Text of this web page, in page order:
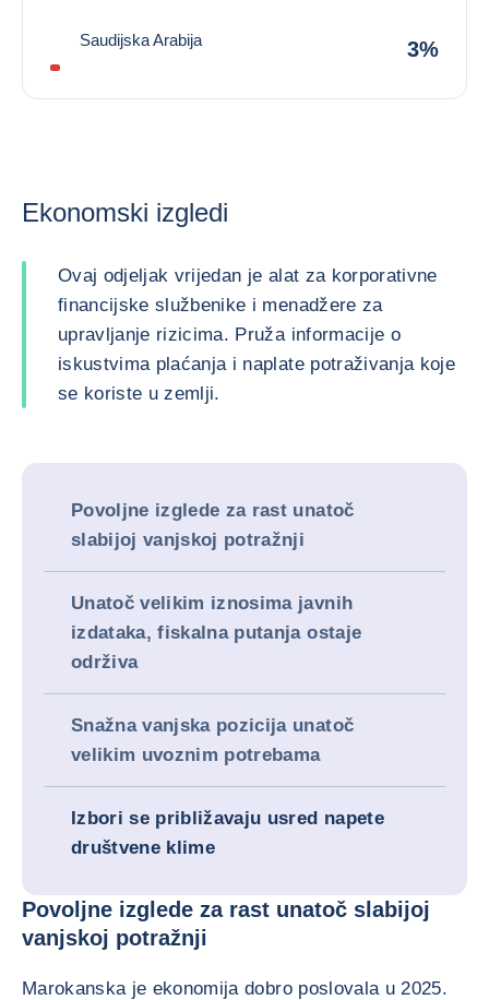
Saudijska Arabija 3%
Ekonomski izgledi
Ovaj odjeljak vrijedan je alat za korporativne
financijske službenike i menadžere za
upravljanje rizicima. Pruža informacije o
iskustvima plaćanja i naplate potraživanja koje
se koriste u zemlji.
Povoljne izglede za rast unatoč
slabijoj vanjskoj potražnji
Unatoč velikim iznosima javnih
izdataka, fiskalna putanja ostaje
održiva
Snažna vanjska pozicija unatoč
velikim uvoznim potrebama
Izbori se približavaju usred napete
društvene klime
Povoljne izglede za rast unatoč slabijoj
vanjskoj potražnji
Marokanska je ekonomija dobro poslovala u 2025.